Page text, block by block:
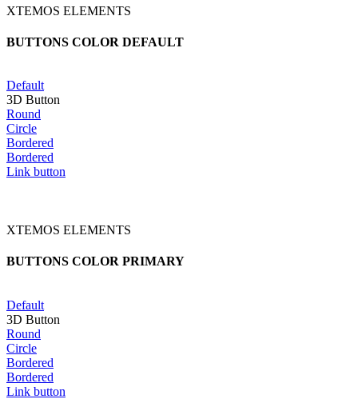
XTEMOS ELEMENTS
BUTTONS COLOR DEFAULT
Default
3D Button
Round
Circle
Bordered
Bordered
Link button
XTEMOS ELEMENTS
BUTTONS COLOR PRIMARY
Default
3D Button
Round
Circle
Bordered
Bordered
Link button